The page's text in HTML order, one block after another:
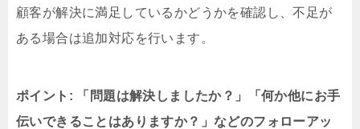
顧客が解決に満足しているかどうかを確認し、不足が
ある場合は追加対応を行います。
ポイント: 「問題は解決しましたか？」「何か他にお手
伝いできることはありますか？」などのフォローアッ